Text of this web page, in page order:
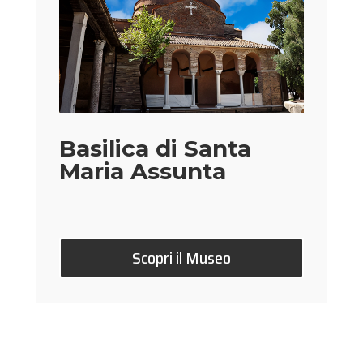
Basilica di Santa
Maria Assunta
Scopri il Museo